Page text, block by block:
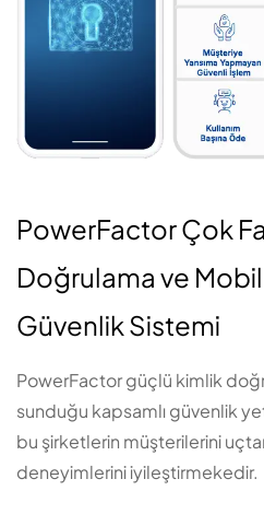
PowerFactor Çok
Doğrulama ve
Güvenlik Sistemi
PowerFactor güçlü kimlik
sunduğu kapsamlı güvenlik
bu şirketlerin müşterilerini
deneyimlerini iyileştirmekedir.